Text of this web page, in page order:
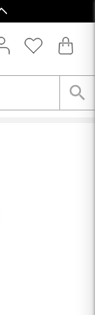
po tym
z
Twojej
swoją cerę jak
próbki